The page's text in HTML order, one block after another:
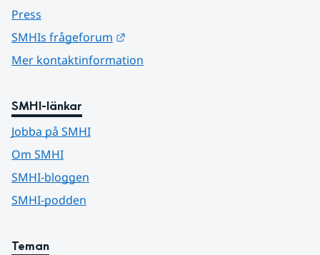
Press
SMHIs frågeforum
Mer kontaktinformation
SMHI-länkar
Jobba på SMHI
Om SMHI
SMHI-bloggen
SMHI-podden
Teman